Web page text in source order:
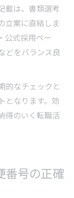
載は、書類選考
立案に直結しま
公式採用ペー
どをバランス良
的なチェックと
となります。効
得のいく転職活
番号の正確